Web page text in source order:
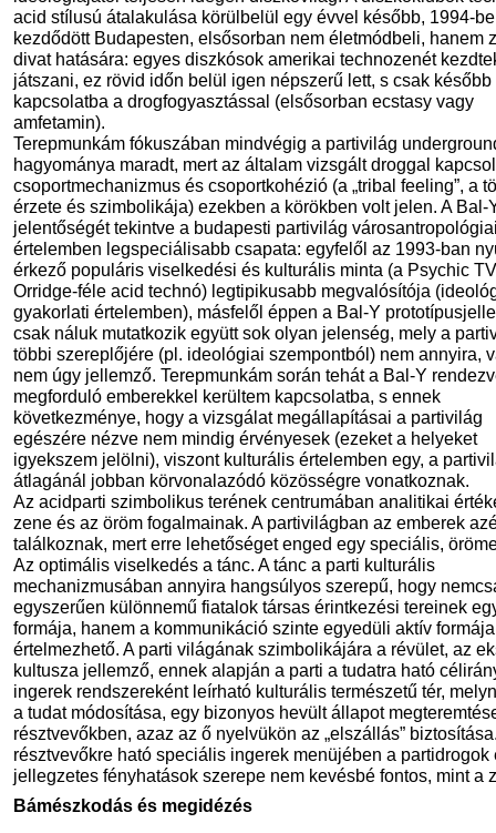
acid stílusú átalakulása körülbelül egy évvel később, 1994-
kezdődött Budapesten, elsősorban nem életmódbeli, hanem
divat hatására: egyes diszkósok amerikai technozenét
játszani, ez rövid időn belül igen népszerű lett, s csak később
kapcsolatba a drogfogyasztással (elsősorban ecstasy vagy
amfetamin).
Terepmunkám fókuszában mindvégig a partivilág
hagyománya maradt, mert az általam vizsgált droggal
csoportmechanizmus és csoportkohézió (a „tribal feeling”, a
érzete és szimbolikája) ezekben a körökben volt jelen. A Bal-
jelentőségét tekintve a budapesti partivilág
értelemben legspeciálisabb csapata: egyfelől az 1993-ban
érkező populáris viselkedési és kulturális minta (a Psychic
Orridge-féle acid technó) legtipikusabb megvalósítója
gyakorlati értelemben), másfelől éppen a Bal-Y
csak náluk mutatkozik együtt sok olyan jelenség, mely a
többi szereplőjére (pl. ideológiai szempontból) nem annyira,
nem úgy jellemző. Terepmunkám során tehát a Bal-Y
megforduló emberekkel kerültem kapcsolatba, s ennek
következménye, hogy a vizsgálat megállapításai a partivilág
egészére nézve nem mindig érvényesek (ezeket a helyeket
igyekszem jelölni), viszont kulturális értelemben egy, a
átlagánál jobban körvonalazódó közösségre vonatkoznak.
Az acidparti szimbolikus terének centrumában analitikai
zene és az öröm fogalmainak. A partivilágban az emberek
találkoznak, mert erre lehetőséget enged egy speciális,
Az optimális viselkedés a tánc. A tánc a parti kulturális
mechanizmusában annyira hangsúlyos szerepű, hogy
egyszerűen különnemű fiatalok társas érintkezési tereinek
formája, hanem a kommunikáció szinte egyedüli aktív
értelmezhető. A parti világának szimbolikájára a révület, az
kultusza jellemző, ennek alapján a parti a tudatra ható
ingerek rendszereként leírható kulturális természetű tér,
a tudat módosítása, egy bizonyos hevült állapot
résztvevőkben, azaz az ő nyelvükön az „elszállás”
résztvevőkre ható speciális ingerek menüjében a partidrogok
jellegzetes fényhatások szerepe nem kevésbé fontos, mint a
Bámészkodás és megidézés